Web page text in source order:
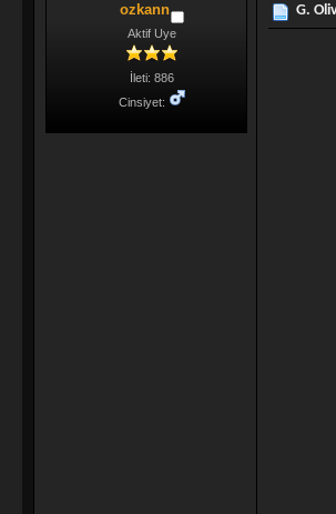
ozkann
Aktif Uye
İleti: 886
Cinsiyet:
G.